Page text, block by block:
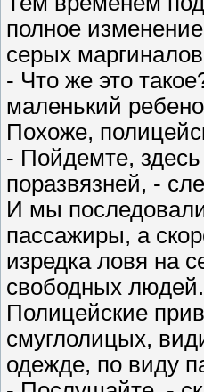
полное
серых
- Что же это
маленький
Похоже,
- Пойдемте, здесь
поразвязней, -
И мы
пассажиры, а
изредка ловя на
свободных людей.
Полицейские
смуглолицых,
одежде, по виду